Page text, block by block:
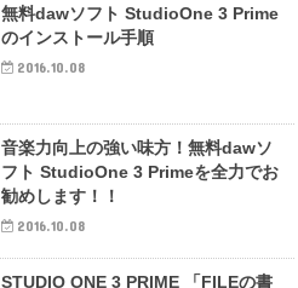
無料dawソフト StudioOne 3 Prime
のインストール手順
2016.10.08
音楽力向上の強い味方！無料dawソ
フト StudioOne 3 Primeを全力でお
勧めします！！
2016.10.08
STUDIO ONE 3 PRIME 「FILEの書